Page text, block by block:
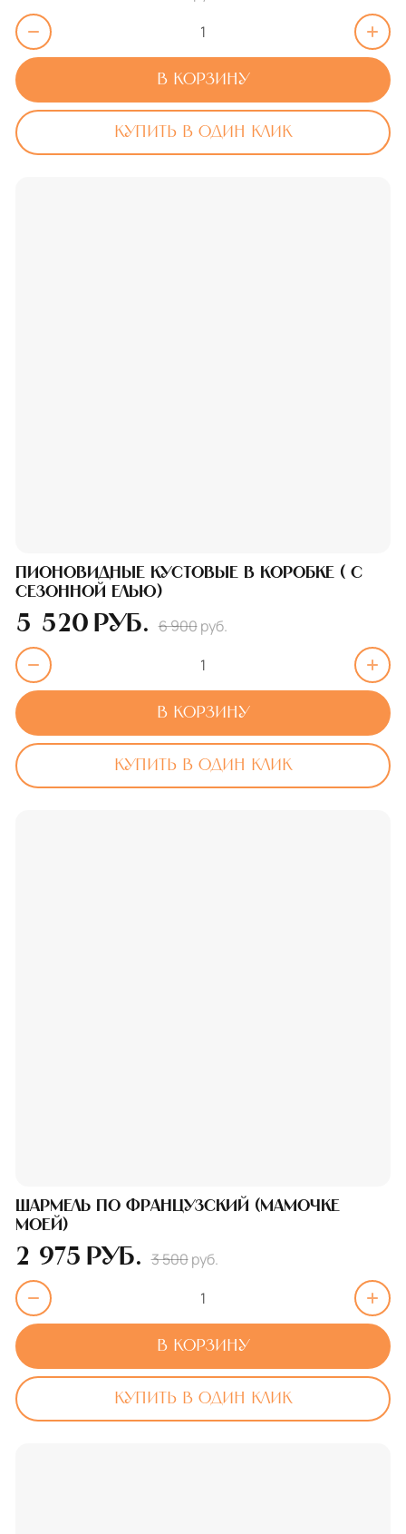
В корзину
Купить в один клик
Пионовидные кустовые в коробке ( с
сезонной елью)
6 900 руб.
5 520 руб.
В корзину
Купить в один клик
Шармель по французский (мамочке
моей)
3 500 руб.
2 975 руб.
В корзину
Купить в один клик